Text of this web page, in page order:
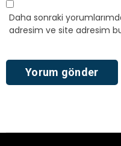
Daha sonraki
adresim ve site adresim